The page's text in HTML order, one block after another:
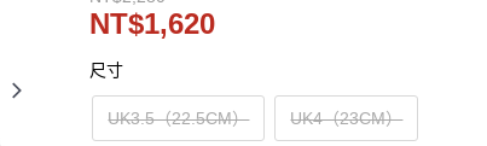
NT$1,620
尺寸
UK3.5（22.5CM） UK4（23CM）